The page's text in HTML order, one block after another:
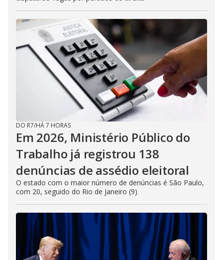
DO R7/HÁ 7 HORAS
Em 2026, Ministério Público do
Trabalho já registrou 138
denúncias de assédio eleitoral
O estado com o maior número de denúncias é São Paulo,
com 20, seguido do Rio de Janeiro (9)